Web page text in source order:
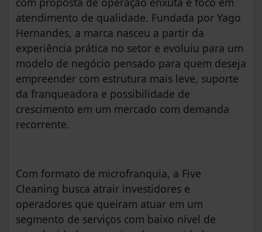
atendimento de qualidade. Fundada por Yago
Hernandes, a marca nasceu a partir da
experiência prática no setor e evoluiu para um
modelo de negócio pensado para quem deseja
empreender com estrutura mais leve, suporte
da franqueadora e possibilidade de
crescimento em um mercado com demanda
recorrente.
Com formato de microfranquia, a Five
Cleaning busca atrair investidores e
operadores que queiram atuar em um
segmento de serviços com baixo nível de